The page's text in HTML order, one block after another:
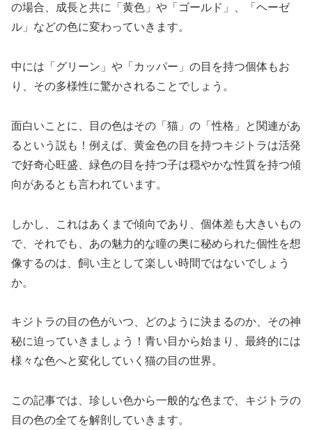
の場合、成長と共に「黄色」や「ゴールド」、「ヘーゼ
ル」などの色に変わっていきます。
中には「グリーン」や「カッパー」の目を持つ個体もお
り、その多様性に驚かされることでしょう。
面白いことに、目の色はその「猫」の「性格」と関連があ
るという説も！例えば、黄金色の目を持つキジトラは活発
で好奇心旺盛、緑色の目を持つ子は穏やかな性質を持つ傾
向があるとも言われています。
しかし、これはあくまで傾向であり、個体差も大きいもの
で、それでも、あの魅力的な瞳の奥に秘められた個性を想
像するのは、飼い主として楽しい時間ではないでしょう
か。
キジトラの目の色がいつ、どのように決まるのか、その神
秘に迫っていきましょう！青い目から始まり、最終的には
様々な色へと変化していく猫の目の世界。
この記事では、珍しい色から一般的な色まで、キジトラの
目の色の全てを解剖していきます。